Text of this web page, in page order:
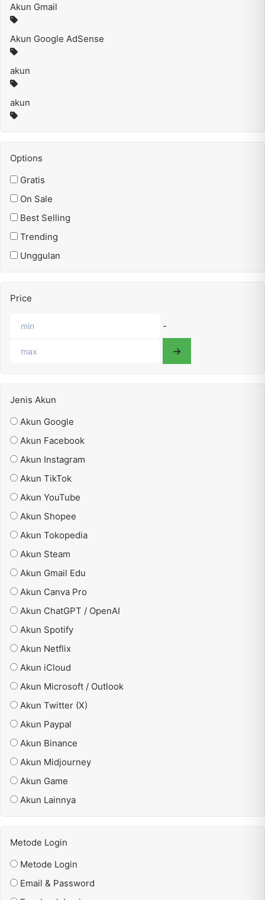
Akun Gmail
Akun Google AdSense
akun
akun
Options
Gratis
On Sale
Best Selling
Trending
Unggulan
Price
-
Jenis Akun
Akun Google
Akun Facebook
Akun Instagram
Akun TikTok
Akun YouTube
Akun Shopee
Akun Tokopedia
Akun Steam
Akun Gmail Edu
Akun Canva Pro
Akun ChatGPT / OpenAI
Akun Spotify
Akun Netflix
Akun iCloud
Akun Microsoft / Outlook
Akun Twitter (X)
Akun Paypal
Akun Binance
Akun Midjourney
Akun Game
Akun Lainnya
Metode Login
Metode Login
Email & Password